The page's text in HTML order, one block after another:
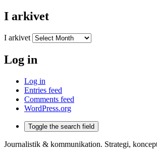
I arkivet
I arkivet
Log in
Log in
Entries feed
Comments feed
WordPress.org
Toggle the search field
Journalistik & kommunikation. Strategi,